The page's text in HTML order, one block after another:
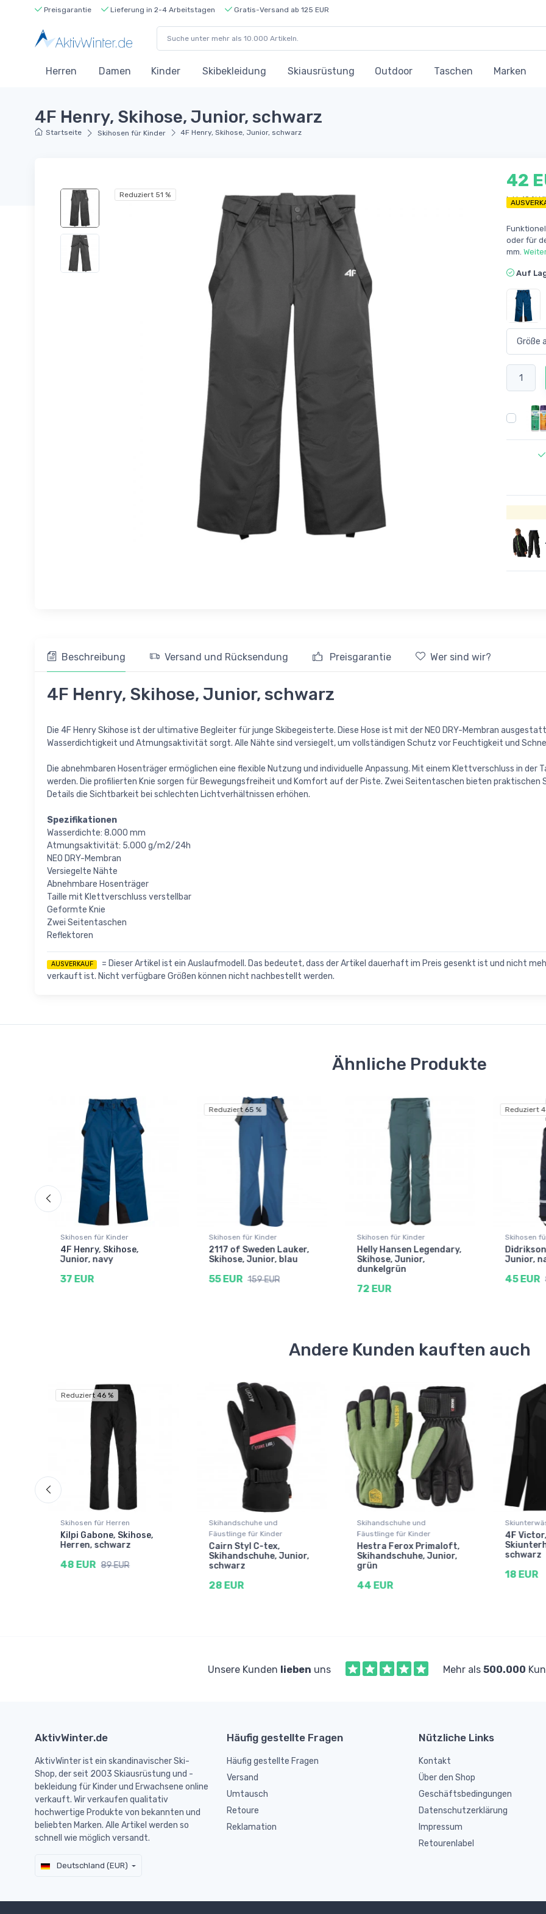
Preisgarantie Lieferung in 2-4 Arbeitstagen Gratis-Versand ab 125 EUR
Herren Damen Kinder Skibekleidung Skiausrüstung Outdoor Taschen Marken
4F Henry, Skihose, Junior, schwarz
Startseite Skihosen für Kinder 4F Henry, Skihose, Junior, schwarz
Reduziert 51 %
42
Inkl. 19 %
oder für
mm.
Auf
Beschreibung Versand und Rücksendung Preisgarantie Wer sind wir?
4F Henry, Skihose, Junior, schwarz
Die 4F Henry Skihose ist der ultimative Begleiter für junge Skibegeisterte. Diese Hose ist mit der NEO DRY-Membran
Wasserdichtigkeit und Atmungsaktivität sorgt. Alle Nähte sind versiegelt, um vollständigen Schutz vor Feuchtigkeit und
Die abnehmbaren Hosenträger ermöglichen eine flexible Nutzung und individuelle Anpassung. Mit einem Klettverschluss in
werden. Die profilierten Knie sorgen für Bewegungsfreiheit und Komfort auf der Piste. Zwei Seitentaschen bieten
Details die Sichtbarkeit bei schlechten Lichtverhältnissen erhöhen.
Spezifikationen
Wasserdichte: 8.000 mm
Atmungsaktivität: 5.000 g/m2/24h
NEO DRY-Membran
Versiegelte Nähte
Abnehmbare Hosenträger
Taille mit Klettverschluss verstellbar
Geformte Knie
Zwei Seitentaschen
Reflektoren
AUSVERKAUF
= Dieser Artikel ist ein Auslaufmodell. Das bedeutet, dass der Artikel dauerhaft im Preis gesenkt ist und nicht
verkauft ist. Nicht verfügbare Größen können nicht nachbestellt werden.
Ähnliche Produkte
Skihosen für Kinder
4F Henry, Skihose,
Junior, navy
37 EUR
Reduziert 65 %
Skihosen für Kinder
2117 of Sweden Lauker,
Skihose, Junior, blau
55 EUR 159 EUR
Skihosen für Kinder
Helly Hansen Legendary,
Skihose, Junior,
dunkelgrün
72 EUR
Reduziert
Skihosen
Junior,
45 EUR
Andere Kunden kauften auch
Reduziert 46 %
Skihosen für Herren
Kilpi Gabone, Skihose,
Herren, schwarz
48 EUR 89 EUR
Skihandschuhe und
Fäustlinge für Kinder
Cairn Styl C-tex,
Skihandschuhe, Junior,
schwarz
28 EUR
Skihandschuhe und
Fäustlinge für Kinder
Hestra Ferox Primaloft,
Skihandschuhe, Junior,
grün
44 EUR
4F Victor,
schwarz
18 EUR
Unsere Kunden lieben uns Mehr als 500.000
AktivWinter.de
AktivWinter ist ein skandinavischer Ski-
Shop, der seit 2003 Skiausrüstung und -
bekleidung für Kinder und Erwachsene online
verkauft. Wir verkaufen qualitativ
hochwertige Produkte von bekannten und
beliebten Marken. Alle Artikel werden so
schnell wie möglich versandt.
Deutschland (EUR)
Häufig gestellte Fragen
Häufig gestellte Fragen
Versand
Umtausch
Retoure
Reklamation
Nützliche Links
Kontakt
Über den Shop
Geschäftsbedingungen
Datenschutzerklärung
Impressum
Retourenlabel